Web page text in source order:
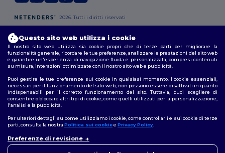
2026. Tutti i diritti riservati
Termini e Condizioni|Politica di personalizzazione|Informativa sulla
privacy
| Politica sui cookie | Site Map
Roma |Milano|Napoli | Torino |Palermo | Genova|Bologna |Firenze
Catania| Bari
Questo sito web utilizza i cookie
Il nostro sito web utilizza sia cookie propri che di terze parti per migliorare la
funzionalità generale, ricordare le tue preferenze, analizzare le prestazioni del sito web
e garantire un'esperienza di navigazione fluida e personalizzata, compresi contenuti
su misura, interazioni ottimizzate con il nostro sito web e pubblicità.
Puoi gestire le tue preferenze sui cookie in qualsiasi momento. I cookie essenziali,
necessari per il funzionamento del sito web, non possono essere disattivati in quanto
indispensabili per il corretto funzionamento del sito. Tuttavia, puoi scegliere di
consentire o bloccare altri tipi di cookie, come quelli utilizzati per la personalizzazione,
l'analisi e la pubblicità.
Per ulteriori dettagli su come utilizziamo i cookie, come controllarli e sui cookie di terze
parti, consulta la nostra Politica sui cookiee Privacy Policy.
Preferenze di revisione